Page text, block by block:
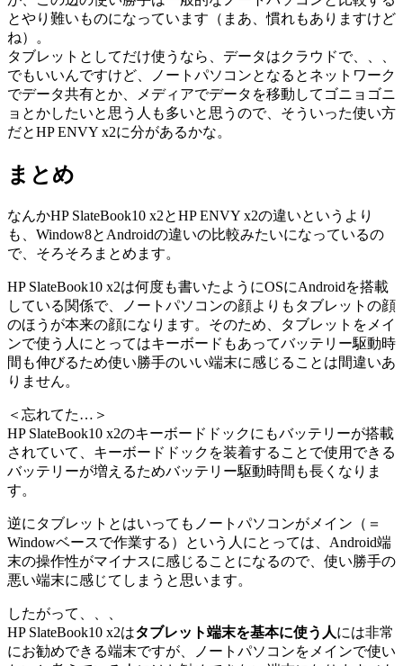
とやり難いものになっています（まあ、慣れもありますけど
ね）。
タブレットとしてだけ使うなら、データはクラウドで、、、
でもいいんですけど、ノートパソコンとなるとネットワーク
でデータ共有とか、メディアでデータを移動してゴニョゴニ
ョとかしたいと思う人も多いと思うので、そういった使い方
だとHP ENVY x2に分があるかな。
まとめ
なんかHP SlateBook10 x2とHP ENVY x2の違いというより
も、Window8とAndroidの違いの比較みたいになっているの
で、そろそろまとめます。
HP SlateBook10 x2は何度も書いたようにOSにAndroidを搭載
している関係で、ノートパソコンの顔よりもタブレットの顔
のほうが本来の顔になります。そのため、タブレットをメイ
ンで使う人にとってはキーボードもあってバッテリー駆動時
間も伸びるため使い勝手のいい端末に感じることは間違いあ
りません。
＜忘れてた…＞
HP SlateBook10 x2のキーボードドックにもバッテリーが搭載
されていて、キーボードドックを装着することで使用できる
バッテリーが増えるためバッテリー駆動時間も長くなりま
す。
逆にタブレットとはいってもノートパソコンがメイン（＝
Windowベースで作業する）という人にとっては、Android端
末の操作性がマイナスに感じることになるので、使い勝手の
悪い端末に感じてしまうと思います。
したがって、、、
HP SlateBook10 x2はタブレット端末を基本に使う人には非常
にお勧めできる端末ですが、ノートパソコンをメインで使い